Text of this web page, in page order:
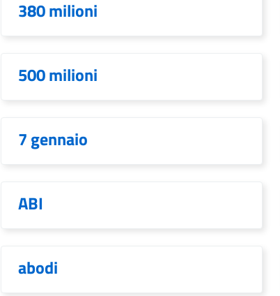
380 milioni
500 milioni
7 gennaio
ABI
abodi